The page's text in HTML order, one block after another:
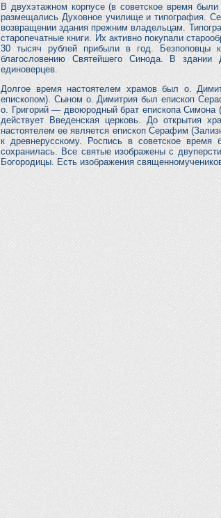
В двухэтажном корпусе (в советское время
размещались Духовное училище и типография.
возвращении здания прежним владельцам.
старопечатные книги. Их активно покупали
30 тысяч рублей прибыли в год. Безпоповцы
благословению Святейшего Синода. В здании
единоверцев.
Долгое время настоятелем храмов был о.
епископом). Сыном о. Димитрия был епископ
о. Григорий — двоюродный брат епископа
действует Введенская церковь. До открытия
настоятелем ее является епископ Серафим
к древнерусскому. Роспись в советское
сохранилась. Все святые изображены с
Богородицы. Есть изображения